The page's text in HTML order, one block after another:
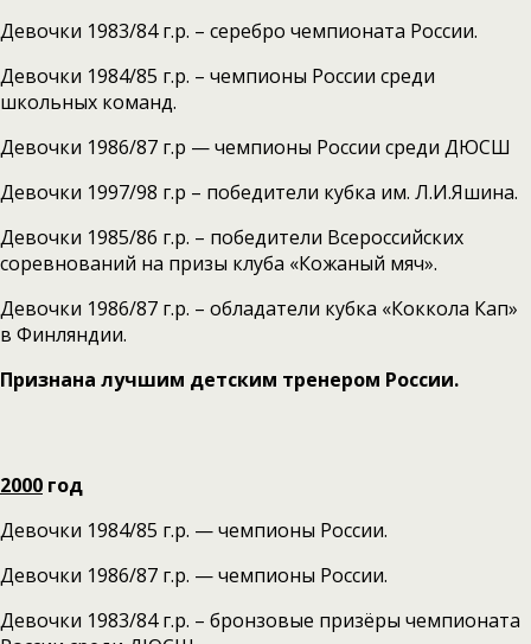
Девочки 1983/84 г.р. – серебро чемпионата России.
Девочки 1984/85 г.р. – чемпионы России среди
школьных команд.
Девочки 1986/87 г.р — чемпионы России среди ДЮСШ
Девочки 1997/98 г.р – победители кубка им. Л.И.Яшина.
Девочки 1985/86 г.р. – победители Всероссийских
соревнований на призы клуба «Кожаный мяч».
Девочки 1986/87 г.р. – обладатели кубка «Коккола Кап»
в Финляндии.
Признана лучшим детским тренером России.
2000 год
Девочки 1984/85 г.р. — чемпионы России.
Девочки 1986/87 г.р. — чемпионы России.
Девочки 1983/84 г.р. – бронзовые призёры чемпионата